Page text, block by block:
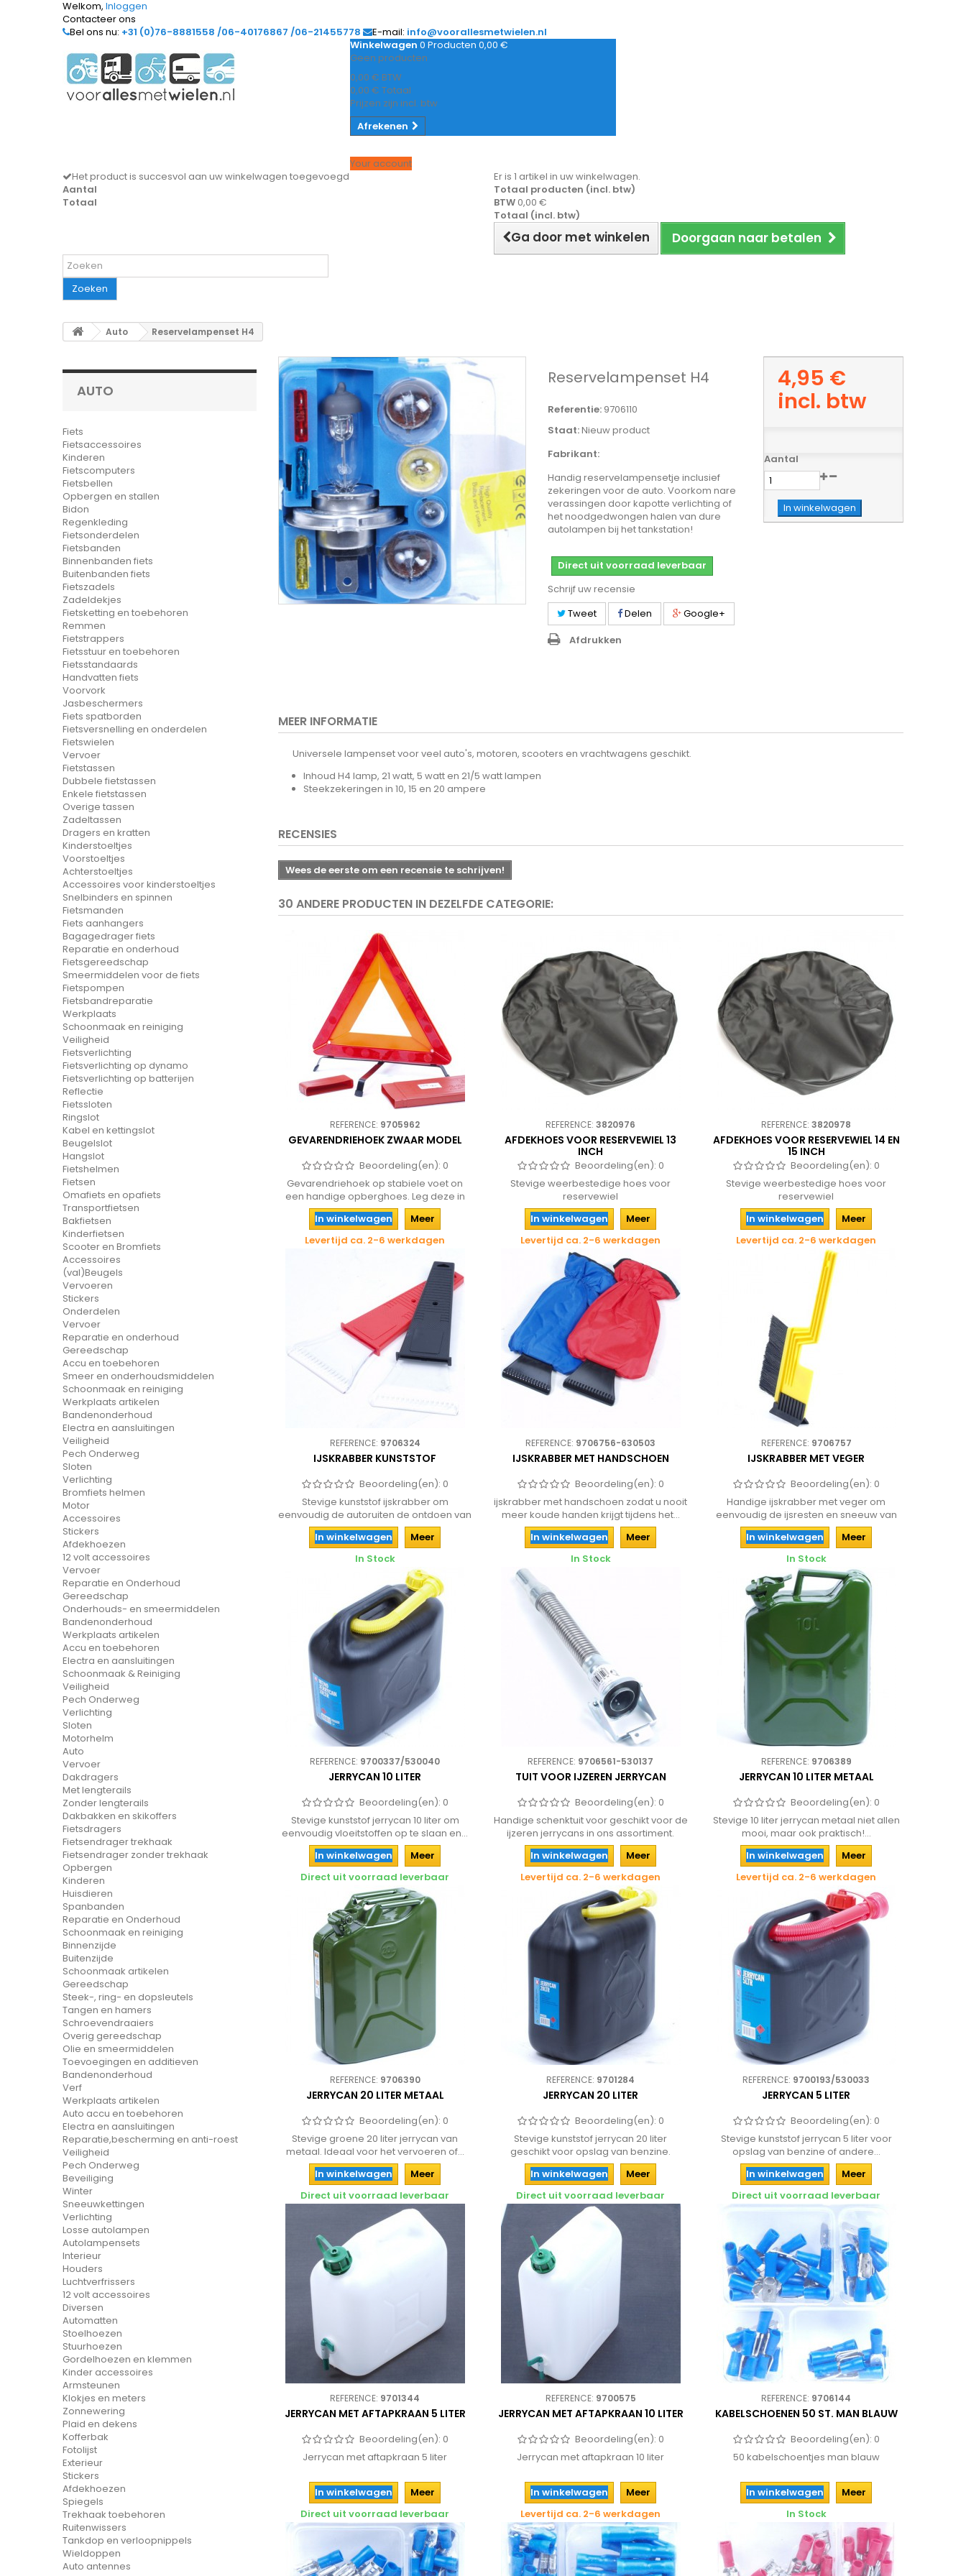
Welkom, Inloggen
Contacteer ons
Bel ons nu: +31 (0)76-8881558 /06-40176867 /06-21455778 E-mail: info@voorallesmetwielen.nl
Winkelwagen 0 Producten 0,00 €
Geen producten
0,00 € BTW
0,00 € Totaal
Prijzen zijn incl. btw
Afrekenen
Your account
Het product is succesvol aan uw winkelwagen toegevoegd
Aantal
Totaal
Er is 1 artikel in uw winkelwagen.
Totaal producten (incl. btw)
BTW 0,00 €
Totaal (incl. btw)
Ga door met winkelen Doorgaan naar betalen
Zoeken
Auto Reservelampenset H4
AUTO
Fiets
Fietsaccessoires
Kinderen
Fietscomputers
Fietsbellen
Opbergen en stallen
Bidon
Regenkleding
Fietsonderdelen
Fietsbanden
Binnenbanden fiets
Buitenbanden fiets
Fietszadels
Zadeldekjes
Fietsketting en toebehoren
Remmen
Fietstrappers
Fietsstuur en toebehoren
Fietsstandaards
Handvatten fiets
Voorvork
Jasbeschermers
Fiets spatborden
Fietsversnelling en onderdelen
Fietswielen
Vervoer
Fietstassen
Dubbele fietstassen
Enkele fietstassen
Overige tassen
Zadeltassen
Dragers en kratten
Kinderstoeltjes
Voorstoeltjes
Achterstoeltjes
Accessoires voor kinderstoeltjes
Snelbinders en spinnen
Fietsmanden
Fiets aanhangers
Bagagedrager fiets
Reparatie en onderhoud
Fietsgereedschap
Smeermiddelen voor de fiets
Fietspompen
Fietsbandreparatie
Werkplaats
Schoonmaak en reiniging
Veiligheid
Fietsverlichting
Fietsverlichting op dynamo
Fietsverlichting op batterijen
Reflectie
Fietssloten
Ringslot
Kabel en kettingslot
Beugelslot
Hangslot
Fietshelmen
Fietsen
Omafiets en opafiets
Transportfietsen
Bakfietsen
Kinderfietsen
Scooter en Bromfiets
Accessoires
(val)Beugels
Vervoeren
Stickers
Onderdelen
Vervoer
Reparatie en onderhoud
Gereedschap
Accu en toebehoren
Smeer en onderhoudsmiddelen
Schoonmaak en reiniging
Werkplaats artikelen
Bandenonderhoud
Electra en aansluitingen
Veiligheid
Pech Onderweg
Sloten
Verlichting
Bromfiets helmen
Motor
Accessoires
Stickers
Afdekhoezen
12 volt accessoires
Vervoer
Reparatie en Onderhoud
Gereedschap
Onderhouds- en smeermiddelen
Bandenonderhoud
Werkplaats artikelen
Accu en toebehoren
Electra en aansluitingen
Schoonmaak & Reiniging
Veiligheid
Pech Onderweg
Verlichting
Sloten
Motorhelm
Auto
Vervoer
Dakdragers
Met lengterails
Zonder lengterails
Dakbakken en skikoffers
Fietsdragers
Fietsendrager trekhaak
Fietsendrager zonder trekhaak
Opbergen
Kinderen
Huisdieren
Spanbanden
Reparatie en Onderhoud
Schoonmaak en reiniging
Binnenzijde
Buitenzijde
Schoonmaak artikelen
Gereedschap
Steek-, ring- en dopsleutels
Tangen en hamers
Schroevendraaiers
Overig gereedschap
Olie en smeermiddelen
Toevoegingen en additieven
Bandenonderhoud
Verf
Werkplaats artikelen
Auto accu en toebehoren
Electra en aansluitingen
Reparatie,bescherming en anti-roest
Veiligheid
Pech Onderweg
Beveiliging
Winter
Sneeuwkettingen
Verlichting
Losse autolampen
Autolampensets
Interieur
Houders
Luchtverfrissers
12 volt accessoires
Diversen
Automatten
Stoelhoezen
Stuurhoezen
Gordelhoezen en klemmen
Kinder accessoires
Armsteunen
Klokjes en meters
Zonnewering
Plaid en dekens
Kofferbak
Fotolijst
Exterieur
Stickers
Afdekhoezen
Spiegels
Trekhaak toebehoren
Ruitenwissers
Tankdop en verloopnippels
Wieldoppen
Auto antennes
Reservelampenset H4
Referentie: 9706110
Staat:Nieuw product
Fabrikant:
Handig reservelampensetje inclusief
zekeringen voor de auto. Voorkom nare
verassingen door kapotte verlichting of
het noodgedwongen halen van dure
autolampen bij het tankstation!
Direct uit voorraad leverbaar
Schrijf uw recensie
Tweet
Delen
Google+
Afdrukken
4,95 €
incl. btw
Aantal
In winkelwagen
MEER INFORMATIE
Universele lampenset voor veel auto's, motoren, scooters en vrachtwagens geschikt.
Inhoud H4 lamp, 21 watt, 5 watt en 21/5 watt lampen
Steekzekeringen in 10, 15 en 20 ampere
RECENSIES
Wees de eerste om een recensie te schrijven!
30 ANDERE PRODUCTEN IN DEZELFDE CATEGORIE:
REFERENCE: 9705962
GEVARENDRIEHOEK ZWAAR MODEL
Beoordeling(en): 0
Gevarendriehoek op stabiele voet on
een handige opberghoes. Leg deze in
de...
In winkelwagen
Meer
Levertijd ca. 2-6 werkdagen
REFERENCE:3820976
AFDEKHOES VOOR RESERVEWIEL 13
INCH
Beoordeling(en): 0
Stevige weerbestedige hoes voor
reservewiel
In winkelwagen
Meer
Levertijd ca. 2-6 werkdagen
REFERENCE:3820978
AFDEKHOES VOOR RESERVEWIEL 14 EN
15 INCH
Beoordeling(en): 0
Stevige weerbestedige hoes voor
reservewiel
In winkelwagen
Meer
Levertijd ca. 2-6 werkdagen
REFERENCE: 9706324
IJSKRABBER KUNSTSTOF
Beoordeling(en): 0
Stevige kunststof ijskrabber om
eenvoudig de autoruiten de ontdoen van
ijs!...
In winkelwagen
Meer
In Stock
REFERENCE: 9706756-630503
IJSKRABBER MET HANDSCHOEN
Beoordeling(en): 0
ijskrabber met handschoen zodat u nooit
meer koude handen krijgt tijdens het...
In winkelwagen
Meer
In Stock
REFERENCE: 9706757
IJSKRABBER MET VEGER
Beoordeling(en): 0
Handige ijskrabber met veger om
eenvoudig de ijsresten en sneeuw van
de...
In winkelwagen
Meer
In Stock
REFERENCE: 9700337/530040
JERRYCAN 10 LITER
Beoordeling(en): 0
Stevige kunststof jerrycan 10 liter om
eenvoudig vloeitstoffen op te slaan en...
In winkelwagen
Meer
Direct uit voorraad leverbaar
REFERENCE: 9706561-530137
TUIT VOOR IJZEREN JERRYCAN
Beoordeling(en): 0
Handige schenktuit voor geschikt voor de
ijzeren jerrycans in ons assortiment.
In winkelwagen
Meer
Levertijd ca. 2-6 werkdagen
REFERENCE: 9706389
JERRYCAN 10 LITER METAAL
Beoordeling(en): 0
Stevige 10 liter jerrycan metaal niet allen
mooi, maar ook praktisch!...
In winkelwagen
Meer
Levertijd ca. 2-6 werkdagen
REFERENCE: 9706390
JERRYCAN 20 LITER METAAL
Beoordeling(en): 0
Stevige groene 20 liter jerrycan van
metaal. Ideaal voor het vervoeren of...
In winkelwagen
Meer
Direct uit voorraad leverbaar
REFERENCE: 9701284
JERRYCAN 20 LITER
Beoordeling(en): 0
Stevige kunststof jerrycan 20 liter
geschikt voor opslag van benzine.
Voorkom...
In winkelwagen
Meer
Direct uit voorraad leverbaar
REFERENCE: 9700193/530033
JERRYCAN 5 LITER
Beoordeling(en): 0
Stevige kunststof jerrycan 5 liter voor
opslag van benzine of andere...
In winkelwagen
Meer
Direct uit voorraad leverbaar
REFERENCE: 9701344
JERRYCAN MET AFTAPKRAAN 5 LITER
Beoordeling(en): 0
Jerrycan met aftapkraan 5 liter
In winkelwagen
Meer
Direct uit voorraad leverbaar
REFERENCE: 9700575
JERRYCAN MET AFTAPKRAAN 10 LITER
Beoordeling(en): 0
Jerrycan met aftapkraan 10 liter
In winkelwagen
Meer
Levertijd ca. 2-6 werkdagen
REFERENCE: 9706144
KABELSCHOENEN 50 ST. MAN BLAUW
Beoordeling(en): 0
50 kabelschoentjes man blauw
In winkelwagen
Meer
In Stock